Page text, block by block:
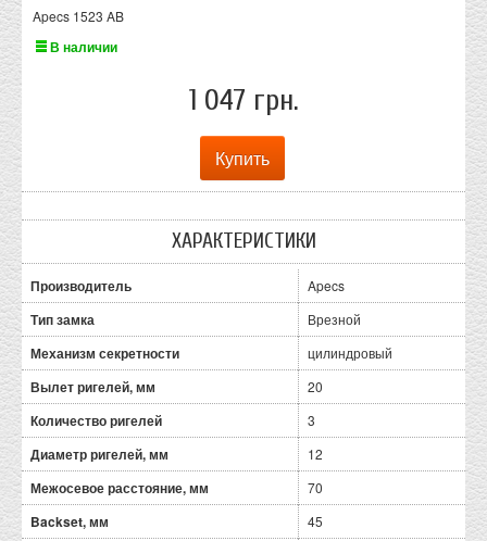
Apecs 1523 AB
В наличии
1 047 грн.
ХАРАКТЕРИСТИКИ
Производитель Apecs
Тип замка Врезной
Механизм секретности цилиндровый
Вылет ригелей, мм 20
Количество ригелей 3
Диаметр ригелей, мм 12
Межосевое расстояние, мм 70
Backset, мм 45